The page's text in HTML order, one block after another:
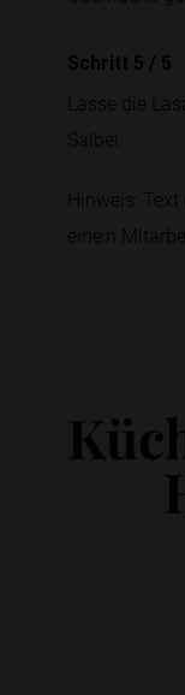
Schritt 5 / 5
Lasse die
Salbei.
Hinweis:
eine:n